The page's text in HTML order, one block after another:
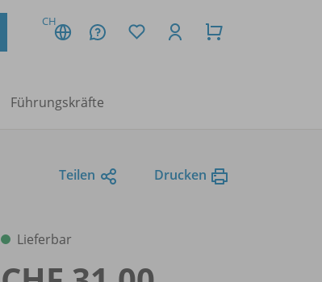
CH
Führungskräfte
Teilen Drucken
Lieferbar